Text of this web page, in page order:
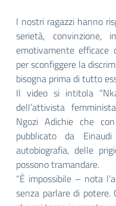
I nostri ragazzi hanno
serietà,
emotivamente efficace
per sconfiggere la
bisogna prima di tutto
Il video si intitola
dell’attivista
Ngozi Adichie che
pubblicato da
autobiografia, delle
possono tramandare.
“È impossibile – nota
senza parlare di potere.